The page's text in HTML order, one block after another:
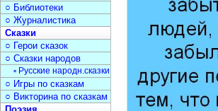
○ Библиотеки
○ Журналистика
Сказки
○ Герои сказок
○ Сказки народов
▫ Русские народн.сказки
○ Игры по сказкам
○ Викторина по сказкам